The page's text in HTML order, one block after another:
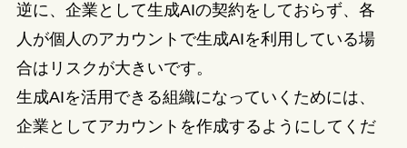
逆に、企業として生成AIの契約をしておらず、各
人が個人のアカウントで生成AIを利用している場
合はリスクが大きいです。
生成AIを活用できる組織になっていくためには、
企業としてアカウントを作成するようにしてくだ